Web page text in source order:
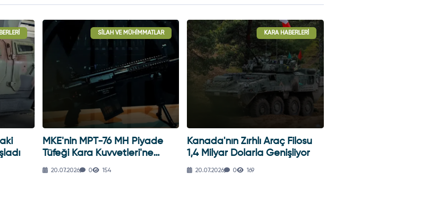
SILAH VE MÜHIMMATLAR
MKE'nin MPT-76 MH Piyade
Tüfeği Kara Kuvvetleri'ne
Teslim Edildi
20.07.2026 0 154
KARA HABERLERI
Kanada'nın Zırhlı Araç Filosu
1,4 Milyar Dolarla Genişliyor
20.07.2026 0 169